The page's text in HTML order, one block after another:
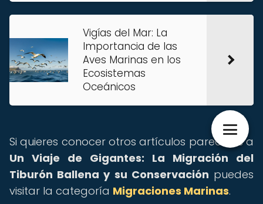
Vigías del Mar: La
Importancia de las
Aves Marinas en los
Ecosistemas
Oceánicos
Si quieres conocer otros artículos parecidos a
Un Viaje de Gigantes: La Migración del
Tiburón Ballena y su Conservación puedes
visitar la categoría Migraciones Marinas.